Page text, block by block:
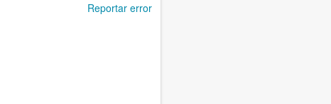
Reportar error